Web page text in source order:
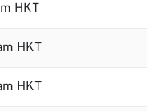
HKT
HKT
HKT